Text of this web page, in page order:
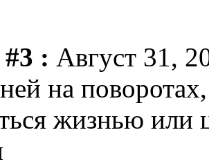
: Август 31,
на
жизнью или